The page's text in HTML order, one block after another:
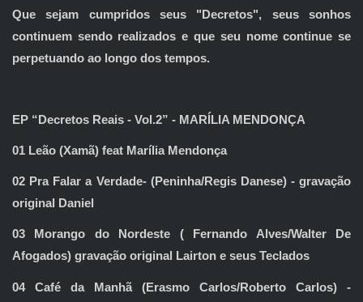
Que sejam cumpridos seus "Decretos", seus sonhos
continuem sendo realizados e que seu nome continue se
perpetuando ao longo dos tempos.
EP “Decretos Reais - Vol.2” - MARÍLIA MENDONÇA
01 Leão (Xamã) feat Marília Mendonça
02 Pra Falar a Verdade- (Peninha/Regis Danese) - gravação
original Daniel
03 Morango do Nordeste ( Fernando Alves/Walter De
Afogados) gravação original Lairton e seus Teclados
04 Café da Manhã (Erasmo Carlos/Roberto Carlos) -